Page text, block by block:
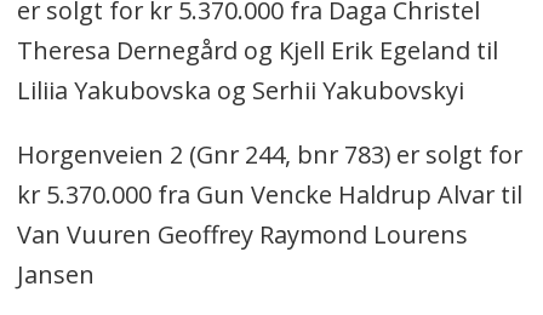
er solgt for kr 5.370.000 fra Daga Christel
Theresa Dernegård og Kjell Erik Egeland til
Liliia Yakubovska og Serhii Yakubovskyi
Horgenveien 2 (Gnr 244, bnr 783) er solgt for
kr 5.370.000 fra Gun Vencke Haldrup Alvar til
Van Vuuren Geoffrey Raymond Lourens
Jansen